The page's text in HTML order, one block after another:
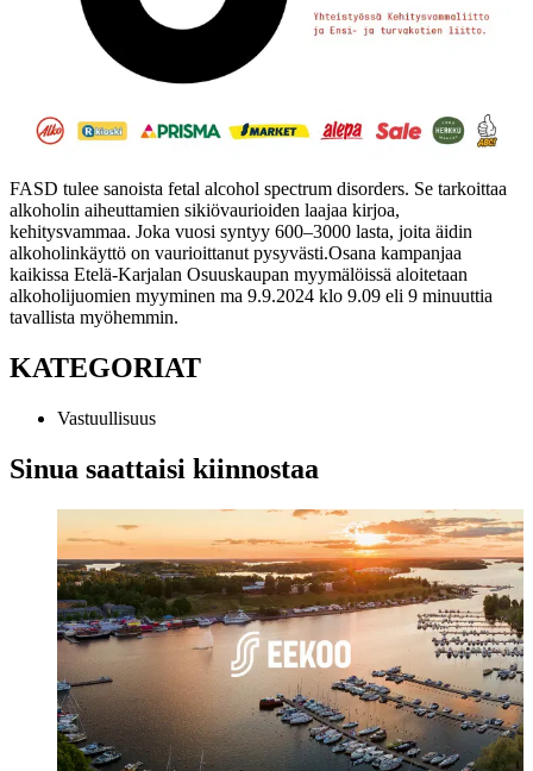
FASD tulee sanoista fetal alcohol spectrum disorders. Se tarkoittaa
alkoholin aiheuttamien sikiövaurioiden laajaa kirjoa,
kehitysvammaa. Joka vuosi syntyy 600–3000 lasta, joita äidin
alkoholinkäyttö on vaurioittanut pysyvästi.Osana kampanjaa
kaikissa Etelä-Karjalan Osuuskaupan myymälöissä aloitetaan
alkoholijuomien myyminen ma 9.9.2024 klo 9.09 eli 9 minuuttia
tavallista myöhemmin.
KATEGORIAT
Vastuullisuus
Sinua saattaisi kiinnostaa